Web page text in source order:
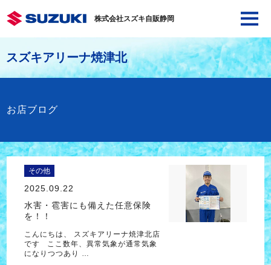
株式会社スズキ自販静岡
スズキアリーナ焼津北
お店ブログ
その他
2025.09.22
水害・雹害にも備えた任意保険
を！！
こんにちは、 スズキアリーナ焼津北店
です ここ数年、異常気象が通常気象
になりつつあり …